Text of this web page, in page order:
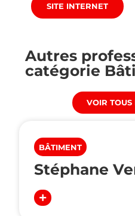
SITE INTERNET
Autres
catégorie
VOIR TOUS
BÂTIMENT
Stéphane